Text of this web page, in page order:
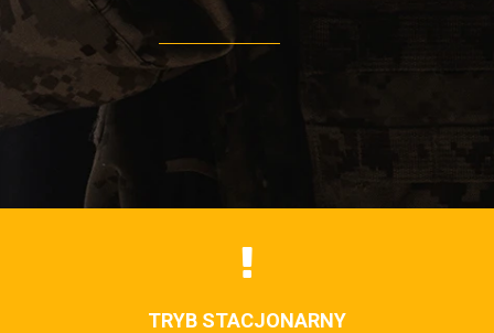
TRYB STACJONARNY